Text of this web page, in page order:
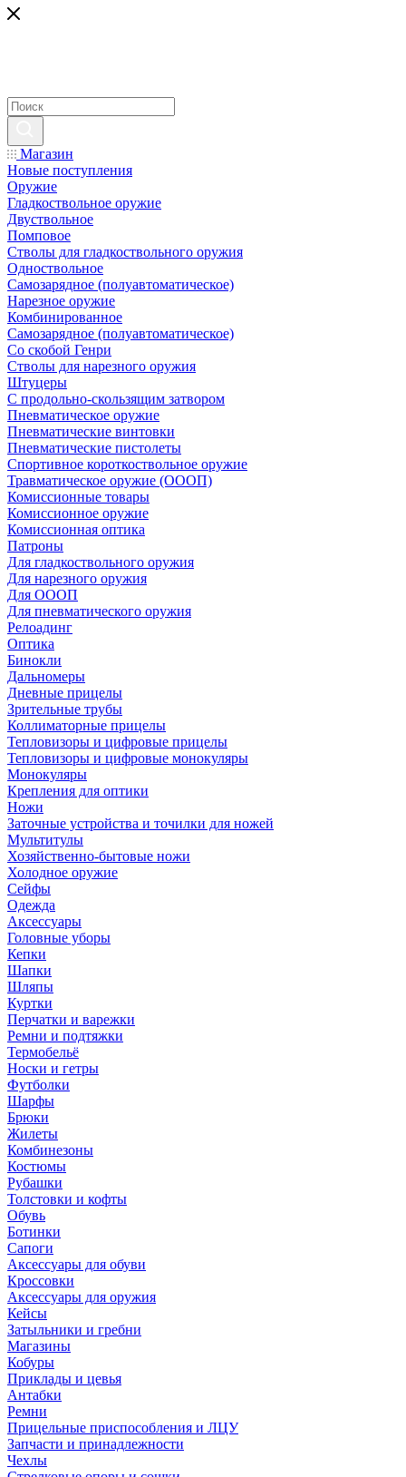
Магазин
Новые поступления
Оружие
Гладкоствольное оружие
Двуствольное
Помповое
Стволы для гладкоствольного оружия
Одноствольное
Самозарядное (полуавтоматическое)
Нарезное оружие
Комбинированное
Самозарядное (полуавтоматическое)
Со скобой Генри
Стволы для нарезного оружия
Штуцеры
С продольно-скользящим затвором
Пневматическое оружие
Пневматические винтовки
Пневматические пистолеты
Спортивное короткоствольное оружие
Травматическое оружие (ОООП)
Комиссионные товары
Комиссионное оружие
Комиссионная оптика
Патроны
Для гладкоствольного оружия
Для нарезного оружия
Для ОООП
Для пневматического оружия
Релоадинг
Оптика
Бинокли
Дальномеры
Дневные прицелы
Зрительные трубы
Коллиматорные прицелы
Тепловизоры и цифровые прицелы
Тепловизоры и цифровые монокуляры
Монокуляры
Крепления для оптики
Ножи
Заточные устройства и точилки для ножей
Мультитулы
Хозяйственно-бытовые ножи
Холодное оружие
Сейфы
Одежда
Аксессуары
Головные уборы
Кепки
Шапки
Шляпы
Куртки
Перчатки и варежки
Ремни и подтяжки
Термобельё
Носки и гетры
Футболки
Шарфы
Брюки
Жилеты
Комбинезоны
Костюмы
Рубашки
Толстовки и кофты
Обувь
Ботинки
Сапоги
Аксессуары для обуви
Кроссовки
Аксессуары для оружия
Кейсы
Затыльники и гребни
Магазины
Кобуры
Приклады и цевья
Антабки
Ремни
Прицельные приспособления и ЛЦУ
Запчасти и принадлежности
Чехлы